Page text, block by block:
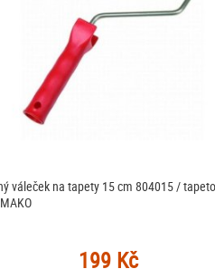
váleček na tapety 15 cm 804015 /
199 Kč